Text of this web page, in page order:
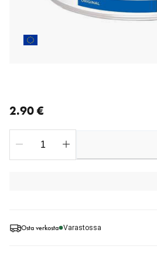
Osta verkosta Varastossa
2.90 €